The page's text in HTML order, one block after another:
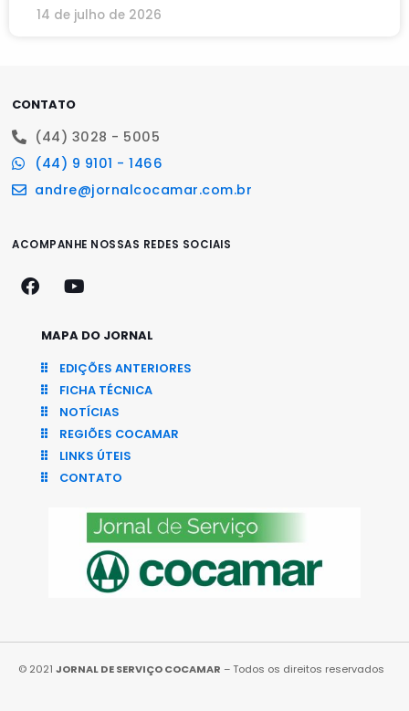
14 de julho de 2026
CONTATO
(44) 3028 - 5005
(44) 9 9101 - 1466
andre@jornalcocamar.com.br
ACOMPANHE NOSSAS REDES SOCIAIS
MAPA DO JORNAL
EDIÇÕES ANTERIORES
FICHA TÉCNICA
NOTÍCIAS
REGIÕES COCAMAR
LINKS ÚTEIS
CONTATO
© 2021 JORNAL DE SERVIÇO COCAMAR – Todos os direitos reservados